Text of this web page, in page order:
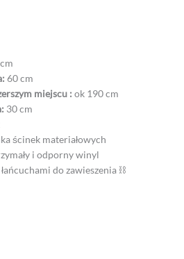
60 cm
miejscu : ok 190 cm
30 cm
ścinek materiałowych
i odporny winyl
do zawieszenia ⛓